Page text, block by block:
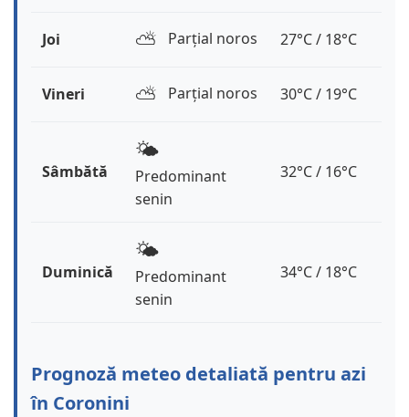
Joi ⛅️ Parțial noros 27°C / 18°C
Vineri ⛅️ Parțial noros 30°C / 19°C
Sâmbătă
🌤️
Predominant
senin
32°C / 16°C
Duminică
🌤️
Predominant
senin
34°C / 18°C
Prognoză meteo detaliată pentru azi
în Coronini